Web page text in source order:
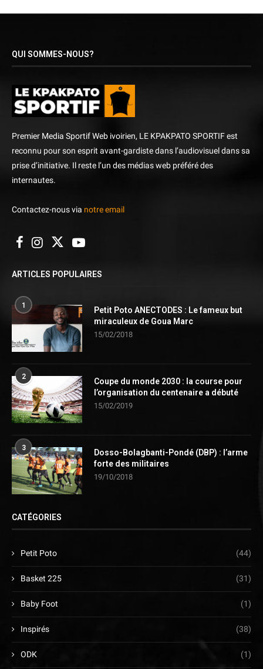
QUI SOMMES-NOUS?
Premier Media Sportif Web ivoirien, LE KPAKPATO SPORTIF est
reconnu pour son esprit avant-gardiste dans l’audiovisuel dans sa
prise d’initiative. Il reste l’un des médias web préféré des
internautes.
Contactez-nous via notre email
ARTICLES POPULAIRES
1
Petit Poto ANECTODES : Le fameux but
miraculeux de Goua Marc
15/02/2018
2
Coupe du monde 2030 : la course pour
l’organisation du centenaire a débuté
15/02/2019
3
Dosso-Bolagbanti-Pondé (DBP) : l’arme
forte des militaires
19/10/2018
CATÉGORIES
Petit Poto (44)
Basket 225 (31)
Baby Foot (1)
Inspirés (38)
ODK (1)